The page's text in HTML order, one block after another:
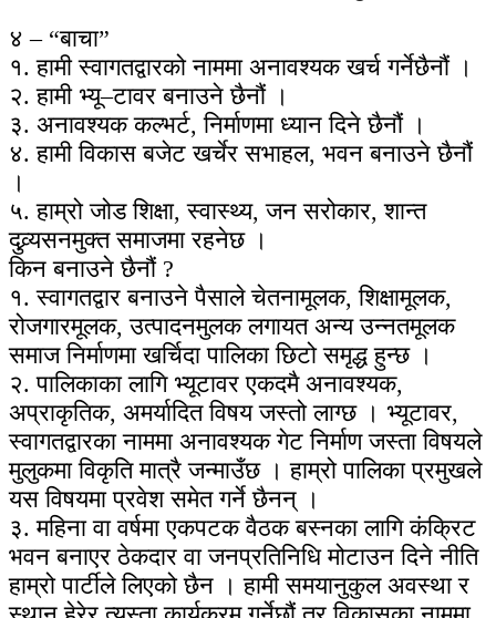
४ – “बाचा”
१. हामी स्वागतद्वारको नाममा अनावश्यक खर्च गर्नेछैनौं ।
२. हामी भ्यू–टावर बनाउने छैनौं ।
३. अनावश्यक कल्भर्ट, निर्माणमा ध्यान दिने छैनौं ।
४. हामी विकास बजेट खर्चेर सभाहल, भवन बनाउने छैनौं
।
५. हाम्रो जोड शिक्षा, स्वास्थ्य, जन सरोकार, शान्त
दुव्र्यसनमुक्त समाजमा रहनेछ ।
किन बनाउने छैनौं ?
१. स्वागतद्वार बनाउने पैसाले चेतनामूलक, शिक्षामूलक,
रोजगारमूलक, उत्पादनमुलक लगायत अन्य उन्नतमूलक
समाज निर्माणमा खर्चिदा पालिका छिटो समृद्ध हुन्छ ।
२. पालिकाका लागि भ्यूटावर एकदमै अनावश्यक,
अप्राकृतिक, अमर्यादित विषय जस्तो लाग्छ । भ्यूटावर,
स्वागतद्वारका नाममा अनावश्यक गेट निर्माण जस्ता विषयले
मुलुकमा विकृति मात्रै जन्माउँछ । हाम्रो पालिका प्रमुखले
यस विषयमा प्रवेश समेत गर्ने छैनन् ।
३. महिना वा वर्षमा एकपटक वैठक बस्नका लागि कंक्रिट
भवन बनाएर ठेकदार वा जनप्रतिनिधि मोटाउन दिने नीति
हाम्रो पार्टीले लिएको छैन । हामी समयानुकुल अवस्था र